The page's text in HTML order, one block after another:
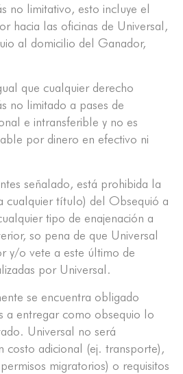
no limitativo, esto incluye el
hacia las oficinas de Universal,
al domicilio del Ganador,
que cualquier derecho
no limitado a pases de
e intransferible y no es
por dinero en efectivo ni
señalado, está prohibida la
cualquier título) del Obsequió a
tipo de enajenación a
so pena de que Universal
y/o vete a este último de
por Universal.
se encuentra obligado
a entregar como obsequio lo
Universal no será
costo adicional (ej. transporte),
migratorios) o requisitos